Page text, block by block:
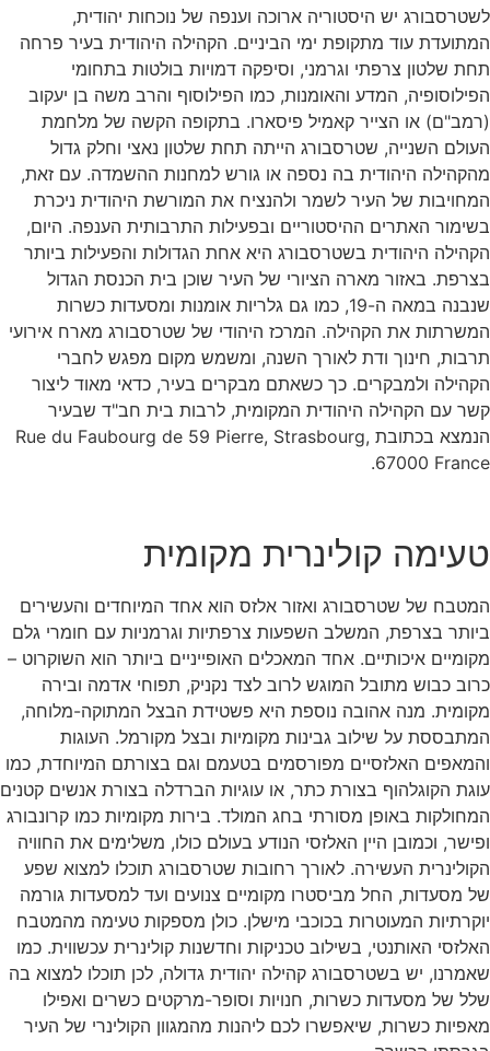
לשטרסבורג יש היסטוריה ארוכה וענפה של נוכחות יהודית,
המתועדת עוד מתקופת ימי הביניים. הקהילה היהודית בעיר פרחה
תחת שלטון צרפתי וגרמני, וסיפקה דמויות בולטות בתחומי
הפילוסופיה, המדע והאומנות, כמו הפילוסוף והרב משה בן יעקוב
(רמב"ם) או הצייר קאמיל פיסארו. בתקופה הקשה של מלחמת
העולם השנייה, שטרסבורג הייתה תחת שלטון נאצי וחלק גדול
מהקהילה היהודית בה נספה או גורש למחנות ההשמדה. עם זאת,
המחויבות של העיר לשמר ולהנציח את המורשת היהודית ניכרת
בשימור האתרים ההיסטוריים ובפעילות התרבותית הענפה. היום,
הקהילה היהודית בשטרסבורג היא אחת הגדולות והפעילות ביותר
בצרפת. באזור מארה הציורי של העיר שוכן בית הכנסת הגדול
שנבנה במאה ה-19, כמו גם גלריות אומנות ומסעדות כשרות
המשרתות את הקהילה. המרכז היהודי של שטרסבורג מארח אירועי
תרבות, חינוך ודת לאורך השנה, ומשמש מקום מפגש לחברי
הקהילה ולמבקרים. כך כשאתם מבקרים בעיר, כדאי מאוד ליצור
קשר עם הקהילה היהודית המקומית, לרבות בית חב"ד שבעיר
הנמצא בכתובת Rue du Faubourg de 59 Pierre, Strasbourg,
67000 France.
טעימה קולינרית מקומית
המטבח של שטרסבורג ואזור אלזס הוא אחד המיוחדים והעשירים
ביותר בצרפת, המשלב השפעות צרפתיות וגרמניות עם חומרי גלם
מקומיים איכותיים. אחד המאכלים האופייניים ביותר הוא השוקרוט –
כרוב כבוש מתובל המוגש לרוב לצד נקניק, תפוחי אדמה ובירה
מקומית. מנה אהובה נוספת היא פשטידת הבצל המתוקה-מלוחה,
המתבססת על שילוב גבינות מקומיות ובצל מקורמל. העוגות
והמאפים האלזסיים מפורסמים בטעמם וגם בצורתם המיוחדת, כמו
עוגת הקוגלהוף בצורת כתר, או עוגיות הברדלה בצורת אנשים קטנים
המחולקות באופן מסורתי בחג המולד. בירות מקומיות כמו קרונבורג
ופישר, וכמובן היין האלזסי הנודע בעולם כולו, משלימים את החוויה
הקולינרית העשירה. לאורך רחובות שטרסבורג תוכלו למצוא שפע
של מסעדות, החל מביסטרו מקומיים צנועים ועד למסעדות גורמה
יוקרתיות המעוטרות בכוכבי מישלן. כולן מספקות טעימה מהמטבח
האלזסי האותנטי, בשילוב טכניקות וחדשנות קולינרית עכשווית. כמו
שאמרנו, יש בשטרסבורג קהילה יהודית גדולה, לכן תוכלו למצוא בה
שלל של מסעדות כשרות, חנויות וסופר-מרקטים כשרים ואפילו
מאפיות כשרות, שיאפשרו לכם ליהנות מהמגוון הקולינרי של העיר